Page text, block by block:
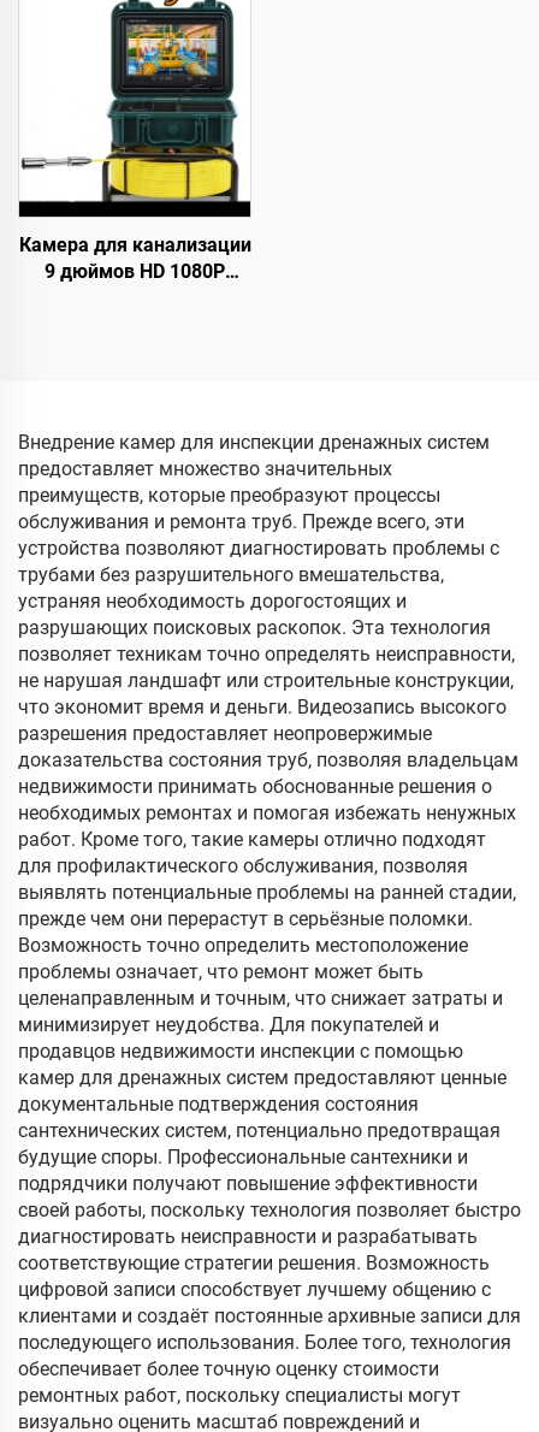
ГБ и счетчиком метров,
1080P, IP68, камера для
труб с HD-объективом
диаметром 23 мм, с 5-
дюймовым монитором,
длина кабеля
10/20/30/40/50 м
(опционально)
Камера для канализации
9 дюймов HD 1080P
Внедрение камер для инспекции дренажных систем
предоставляет множество значительных
преимуществ, которые преобразуют процессы
обслуживания и ремонта труб. Прежде всего, эти
устройства позволяют диагностировать проблемы с
трубами без разрушительного вмешательства,
устраняя необходимость дорогостоящих и
разрушающих поисковых раскопок. Эта технология
позволяет техникам точно определять неисправности,
не нарушая ландшафт или строительные конструкции,
что экономит время и деньги. Видеозапись высокого
разрешения предоставляет неопровержимые
доказательства состояния труб, позволяя владельцам
недвижимости принимать обоснованные решения о
необходимых ремонтах и помогая избежать ненужных
работ. Кроме того, такие камеры отлично подходят
для профилактического обслуживания, позволяя
выявлять потенциальные проблемы на ранней стадии,
прежде чем они перерастут в серьёзные поломки.
Возможность точно определить местоположение
проблемы означает, что ремонт может быть
целенаправленным и точным, что снижает затраты и
минимизирует неудобства. Для покупателей и
продавцов недвижимости инспекции с помощью
камер для дренажных систем предоставляют ценные
документальные подтверждения состояния
сантехнических систем, потенциально предотвращая
будущие споры. Профессиональные сантехники и
подрядчики получают повышение эффективности
своей работы, поскольку технология позволяет быстро
диагностировать неисправности и разрабатывать
соответствующие стратегии решения. Возможность
цифровой записи способствует лучшему общению с
клиентами и создаёт постоянные архивные записи для
последующего использования. Более того, технология
обеспечивает более точную оценку стоимости
ремонтных работ, поскольку специалисты могут
визуально оценить масштаб повреждений и